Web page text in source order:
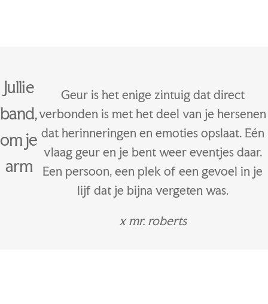
Jullie
band,
om je
arm
Geur is het enige zintuig dat direct
verbonden is met het deel van je hersenen
dat herinneringen en emoties opslaat. Eén
vlaag geur en je bent weer eventjes daar.
Een persoon, een plek of een gevoel in je
lijf dat je bijna vergeten was.
x mr. roberts